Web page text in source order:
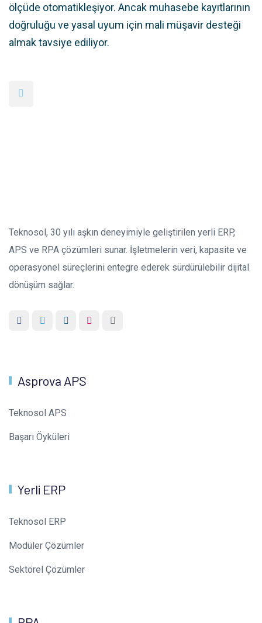
ölçüde otomatikleşiyor. Ancak muhasebe kayıtlarının
doğruluğu ve yasal uyum için mali müşavir desteği
almak tavsiye ediliyor.
Teknosol, 30 yılı aşkın deneyimiyle geliştirilen yerli ERP,
APS ve RPA çözümleri sunar. İşletmelerin veri, kapasite ve
operasyonel süreçlerini entegre ederek sürdürülebilir dijital
dönüşüm sağlar.
Asprova APS
Teknosol APS
Başarı Öyküleri
Yerli ERP
Teknosol ERP
Modüler Çözümler
Sektörel Çözümler